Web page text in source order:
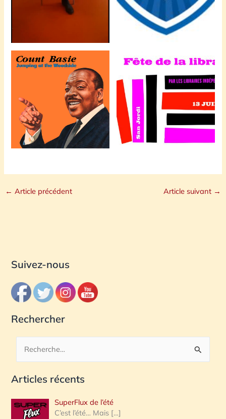
← Article précédent Article suivant →
Suivez-nous
Rechercher
c
e
Articles récents
SuperFlux de l’été
C’est l’été… Mais […]